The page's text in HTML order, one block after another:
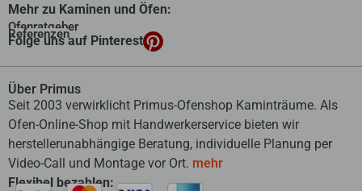
Mehr zu Kaminen und Öfen:
Ofenratgeber
Referenzen
Folge uns auf Pinterest
Über Primus
Seit 2003 verwirklicht Primus-Ofenshop Kaminträume. Als
Ofen-Online-Shop mit Handwerkerservice bieten wir
herstellerunabhängige Beratung, individuelle Planung per
Video-Call und Montage vor Ort. mehr
Flexibel bezahlen: